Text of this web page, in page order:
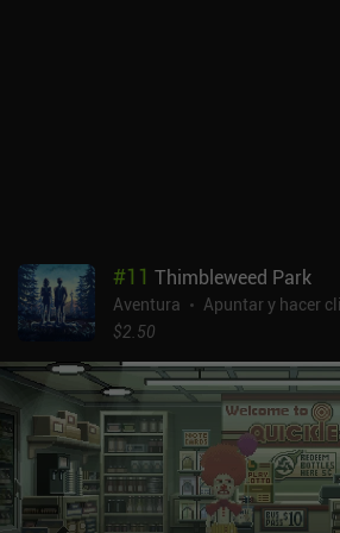
anuncios ni iAP. Es un juego
las grandes aventuras gráficas de apuntar y
especialmente las que se han trasladado
#11 Thimbleweed Park
Aventura
Apuntar y hacer
$2.50